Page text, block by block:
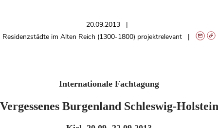
20.09.2013
Residenzstädte im Alten Reich (1300-1800) projektrelevant
Internationale Fachtagung
Vergessenes Burgenland Schleswig-